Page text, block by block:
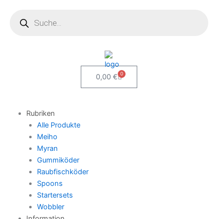
springen
0,00 € 0
Warenkorb
Rubriken
Alle Produkte
Meiho
Myran
Gummiköder
Raubfischköder
Spoons
Startersets
Wobbler